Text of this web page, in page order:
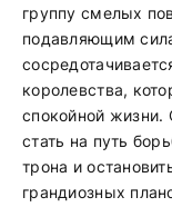
группу смелых
подавляющим
королевства,
спокойной жизни.
стать на путь
трона и
грандиозных